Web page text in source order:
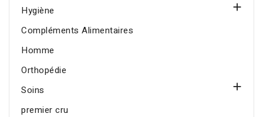
Hygiène

Compléments Alimentaires
Homme
Orthopédie
Soins

premier cru